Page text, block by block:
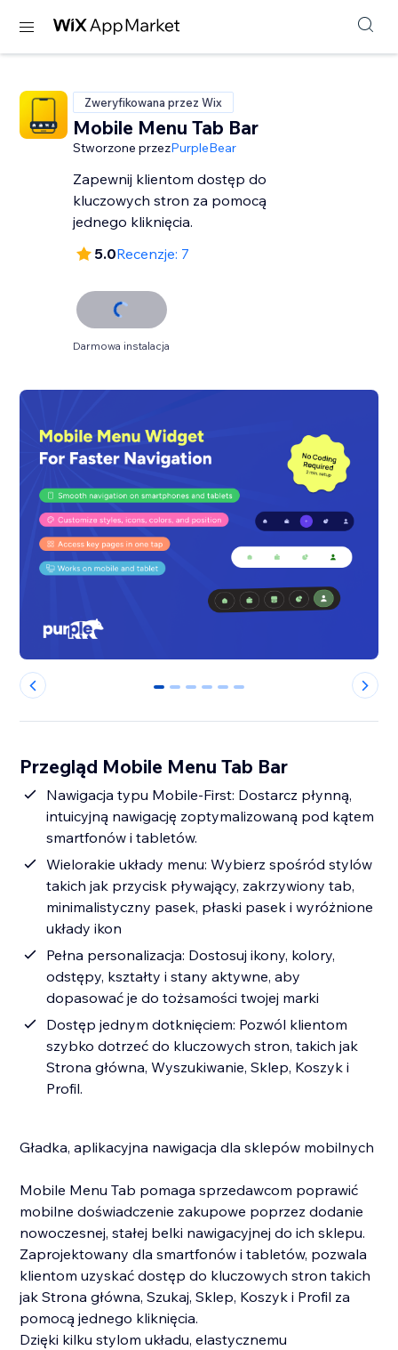
Zweryfikowana przez Wix
Mobile Menu Tab Bar
Stworzone przezPurpleBear
Zapewnij klientom dostęp do
kluczowych stron za pomocą
jednego kliknięcia.
5.0Recenzje: 7
Darmowa instalacja
0 1 2 3 4 5
Przegląd Mobile Menu Tab Bar
Nawigacja typu Mobile-First: Dostarcz płynną,
intuicyjną nawigację zoptymalizowaną pod kątem
smartfonów i tabletów.
Wielorakie układy menu: Wybierz spośród stylów
takich jak przycisk pływający, zakrzywiony tab,
minimalistyczny pasek, płaski pasek i wyróżnione
układy ikon
Pełna personalizacja: Dostosuj ikony, kolory,
odstępy, kształty i stany aktywne, aby
dopasować je do tożsamości twojej marki
Dostęp jednym dotknięciem: Pozwól klientom
szybko dotrzeć do kluczowych stron, takich jak
Strona główna, Wyszukiwanie, Sklep, Koszyk i
Profil.
Gładka, aplikacyjna nawigacja dla sklepów mobilnych
Mobile Menu Tab pomaga sprzedawcom poprawić
mobilne doświadczenie zakupowe poprzez dodanie
nowoczesnej, stałej belki nawigacyjnej do ich sklepu.
Zaprojektowany dla smartfonów i tabletów, pozwala
klientom uzyskać dostęp do kluczowych stron takich
jak Strona główna, Szukaj, Sklep, Koszyk i Profil za
pomocą jednego kliknięcia.
Dzięki kilku stylom układu, elastycznemu